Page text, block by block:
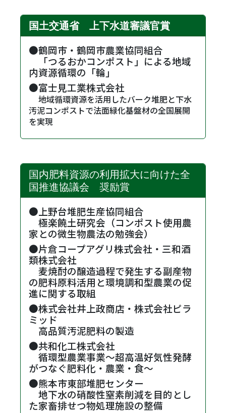
国土交通省 上下水道審議官賞
●鶴岡市・鶴岡市農業協同組合
「つるおかコンポスト」による地域
内資源循環の「輪」
●富士見工業株式会社
地域循環資源を活用したバーク堆肥と下水
汚泥コンポストで法面緑化基盤材の全国展開
を実現
国内肥料資源の利用拡大に向けた全
国推進協議会 奨励賞
●上野台堆肥生産協同組合
極楽饒土研究会（コンポスト使用農
家との微生物農法の勉強会）
●片倉コープアグリ株式会社・三和酒
類株式会社
麦焼酎の醸造過程で発生する副産物
の肥料原料活用と環境調和型農業の促
進に関する取組
●株式会社井上政商店・株式会社ピラ
ミッド
高品質汚泥肥料の製造
●共和化工株式会社
循環型農業事業～超高温好気性発酵
がつなぐ肥料化・農業・食～
●熊本市東部堆肥センター
地下水の硝酸性窒素削減を目的とし
た家畜排せつ物処理施設の整備